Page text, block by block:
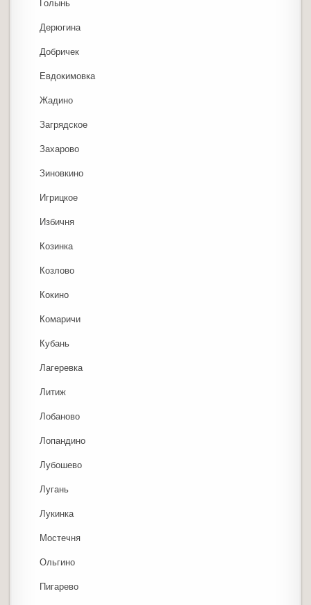
Голынь
Дерюгина
Добричек
Евдокимовка
Жадино
Загрядское
Захарово
Зиновкино
Игрицкое
Избичня
Козинка
Козлово
Кокино
Комаричи
Кубань
Лагеревка
Литиж
Лобаново
Лопандино
Лубошево
Лугань
Лукинка
Мостечня
Ольгино
Пигарево